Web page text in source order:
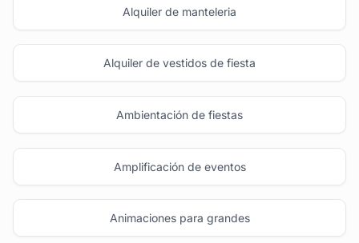
Alquiler de manteleria
Alquiler de vestidos de fiesta
Ambientación de fiestas
Amplificación de eventos
Animaciones para grandes